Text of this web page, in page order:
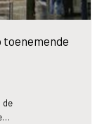
toenemende
de